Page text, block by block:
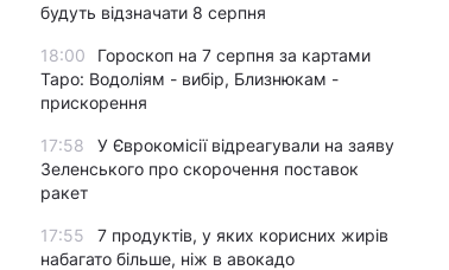
будуть відзначати 8 серпня
18:00
Гороскоп на 7 серпня за картами
Таро: Водоліям - вибір, Близнюкам -
прискорення
17:58
У Єврокомісії відреагували на заяву
Зеленського про скорочення поставок
ракет
17:55
7 продуктів, у яких корисних жирів
набагато більше, ніж в авокадо